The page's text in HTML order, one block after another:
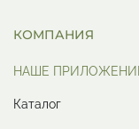
КОМПАНИЯ
НАШЕ
Каталог